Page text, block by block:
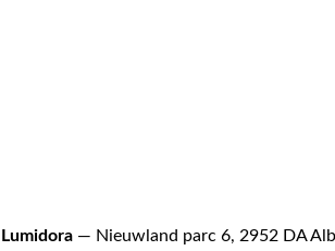
Lumidora — Nieuwland parc 6, 2952 DA